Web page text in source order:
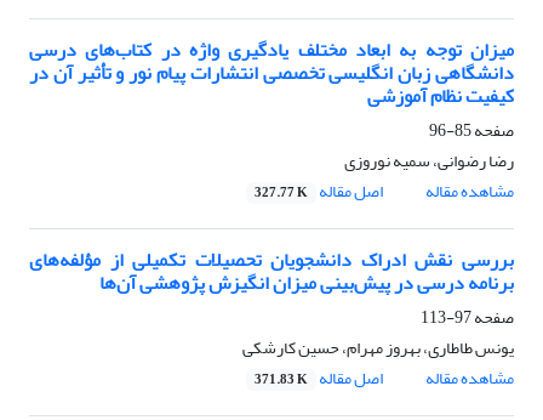
میزان توجه به ابعاد مختلف یادگیری واژه در کتاب‌های درسی
دانشگاهی زبان انگلیسی تخصصی انتشارات پیام نور و تأثیر آن در
کیفیت نظام آموزشی
صفحه85-96
رضا رضوانی، سمیه نوروزی
مشاهده مقاله
اصل مقاله 327.77 K
بررسی نقش ادراک دانشجویان تحصیلات تکمیلی از مؤلفه‌های
برنامه درسی در پیش‌بینی میزان انگیزش پژوهشی آن‌ها
صفحه97-113
یونس طاطاری، بهروز مهرام، حسین کارشکی
مشاهده مقاله
اصل مقاله 371.83 K